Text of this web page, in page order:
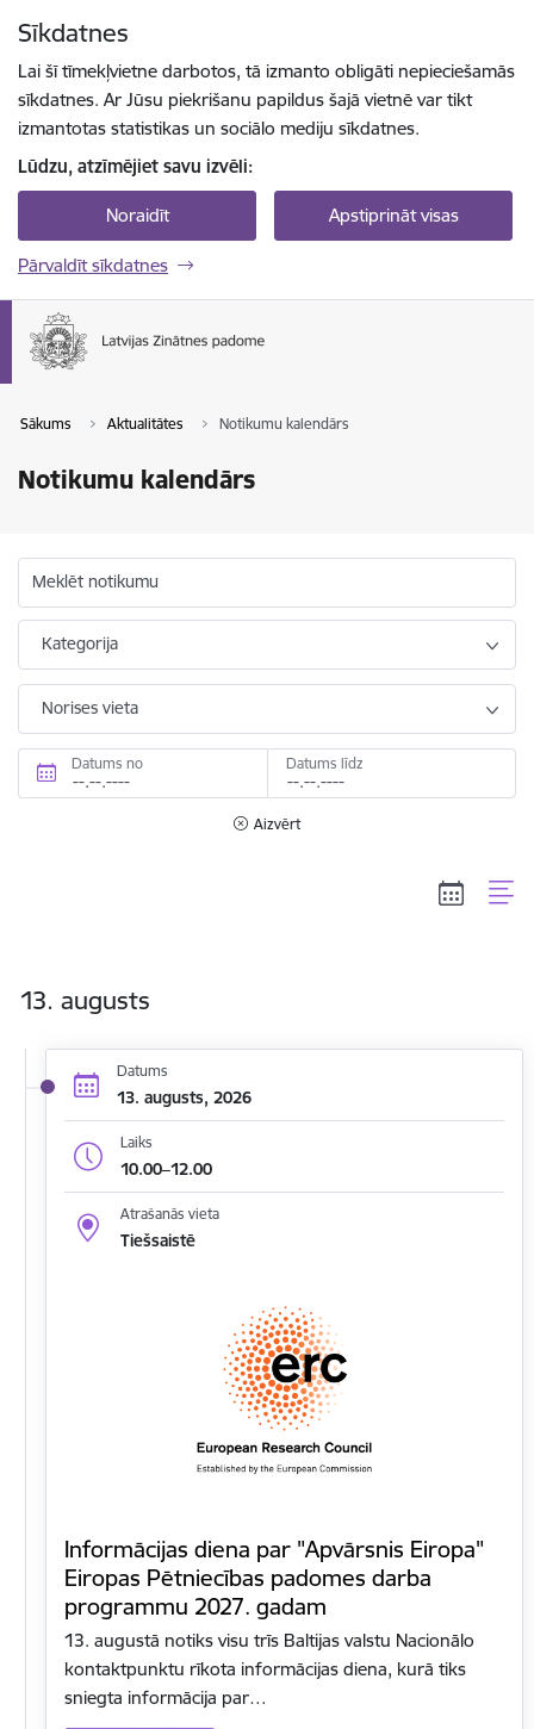
Sīkdatnes
Lai šī tīmekļvietne darbotos, tā izmanto obligāti nepieciešamās
sīkdatnes. Ar Jūsu piekrišanu papildus šajā vietnē var tikt
izmantotas statistikas un sociālo mediju sīkdatnes.
Lūdzu, atzīmējiet savu izvēli:
Noraidīt Apstiprināt visas
Pārvaldīt sīkdatnes
Sākums Aktualitātes Notikumu kalendārs
Notikumu kalendārs
Meklēt notikumu
Kategorija
Norises vieta
Datums no Datums līdz
Aizvērt
13. augusts
Datums
13. augusts, 2026
Laiks
10.00–12.00
Atrašanās vieta
Tiešsaistē
Informācijas diena par "Apvārsnis Eiropa"
Eiropas Pētniecības padomes darba
programmu 2027. gadam
13. augustā notiks visu trīs Baltijas valstu Nacionālo
kontaktpunktu rīkota informācijas diena, kurā tiks
sniegta informācija par…